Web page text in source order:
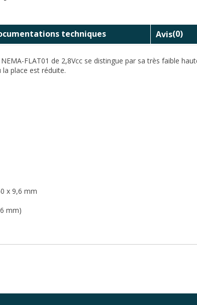
techniques Avis(0)
FLAT01 de 2,8Vcc se distingue par sa très faible
place est réduite.
x 9,6 mm
mm)